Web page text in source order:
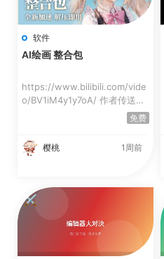
软件
AI绘画 整合包
https://www.bilibili.com/vide
o/BV1iM4y1y7oA/ 作者传送
免费
樱桃 1周前